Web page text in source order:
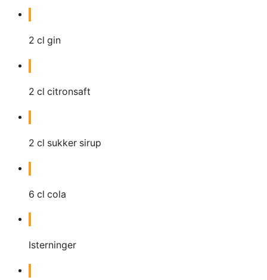
2 cl gin
2 cl citronsaft
2 cl sukker sirup
6 cl cola
Isterninger